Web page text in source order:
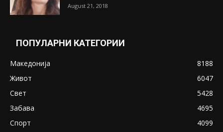
August 21, 2018
ПОПУЛАРНИ КАТЕГОРИИ
Македонија
8188
Живот
6047
Свет
5428
Забава
4695
Спорт
4099